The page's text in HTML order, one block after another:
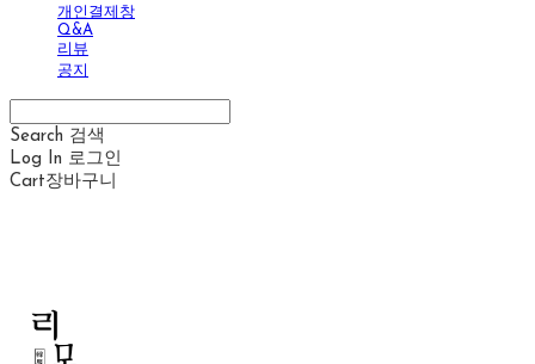
개인결제창
Q&A
리뷰
공지
Search 검색
Log In 로그인
Cart장바구니